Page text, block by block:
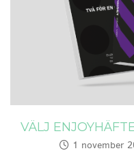
VÄLJ
1 november